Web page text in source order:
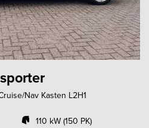
Nav Kasten L2H1
110 kW (150 PK)